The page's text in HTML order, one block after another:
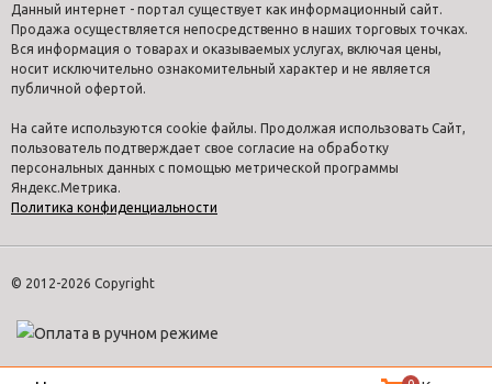
Данный интернет - портал существует как информационный сайт.
Продажа осуществляется непосредственно в наших торговых точках.
Вся информация о товарах и оказываемых услугах, включая цены,
носит исключительно ознакомительный характер и не является
публичной офертой.
На сайте используются cookie файлы. Продолжая использовать Сайт,
пользователь подтверждает свое согласие на обработку
персональных данных с помощью метрической программы
Яндекс.Метрика.
Политика конфиденциальности
© 2012-2026 Copyright